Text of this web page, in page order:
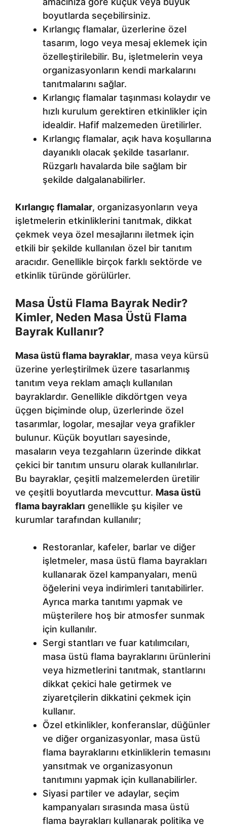
boyutlarda seçebilirsiniz.
Kırlangıç flamalar, üzerlerine özel
tasarım, logo veya mesaj eklemek için
özelleştirilebilir. Bu, işletmelerin veya
organizasyonların kendi markalarını
tanıtmalarını sağlar.
Kırlangıç flamalar taşınması kolaydır ve
hızlı kurulum gerektiren etkinlikler için
idealdir. Hafif malzemeden üretilirler.
Kırlangıç flamalar, açık hava koşullarına
dayanıklı olacak şekilde tasarlanır.
Rüzgarlı havalarda bile sağlam bir
şekilde dalgalanabilirler.
Kırlangıç flamalar, organizasyonların veya
işletmelerin etkinliklerini tanıtmak, dikkat
çekmek veya özel mesajlarını iletmek için
etkili bir şekilde kullanılan özel bir tanıtım
aracıdır. Genellikle birçok farklı sektörde ve
etkinlik türünde görülürler.
Masa Üstü Flama Bayrak Nedir?
Kimler, Neden Masa Üstü Flama
Bayrak Kullanır?
Masa üstü flama bayraklar, masa veya kürsü
üzerine yerleştirilmek üzere tasarlanmış
tanıtım veya reklam amaçlı kullanılan
bayraklardır. Genellikle dikdörtgen veya
üçgen biçiminde olup, üzerlerinde özel
tasarımlar, logolar, mesajlar veya grafikler
bulunur. Küçük boyutları sayesinde,
masaların veya tezgahların üzerinde dikkat
çekici bir tanıtım unsuru olarak kullanılırlar.
Bu bayraklar, çeşitli malzemelerden üretilir
ve çeşitli boyutlarda mevcuttur. Masa üstü
flama bayrakları genellikle şu kişiler ve
kurumlar tarafından kullanılır;
Restoranlar, kafeler, barlar ve diğer
işletmeler, masa üstü flama bayrakları
kullanarak özel kampanyaları, menü
öğelerini veya indirimleri tanıtabilirler.
Ayrıca marka tanıtımı yapmak ve
müşterilere hoş bir atmosfer sunmak
için kullanılır.
Sergi stantları ve fuar katılımcıları,
masa üstü flama bayraklarını ürünlerini
veya hizmetlerini tanıtmak, stantlarını
dikkat çekici hale getirmek ve
ziyaretçilerin dikkatini çekmek için
kullanır.
Özel etkinlikler, konferanslar, düğünler
ve diğer organizasyonlar, masa üstü
flama bayraklarını etkinliklerin temasını
yansıtmak ve organizasyonun
tanıtımını yapmak için kullanabilirler.
Siyasi partiler ve adaylar, seçim
kampanyaları sırasında masa üstü
flama bayrakları kullanarak politika ve